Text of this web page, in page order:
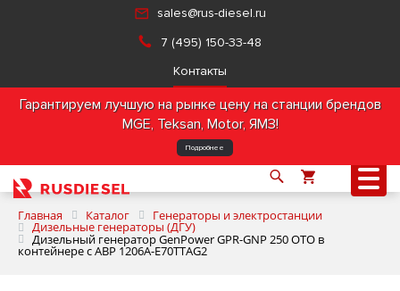
sales@rus-diesel.ru
7 (495) 150-33-48
Контакты
Гарантируем лучшую на рынке цену на станции брендов
MGE, Teksan, Motor, ЯМЗ!
Подробнее
Главная Каталог Генераторы и электростанции
Дизельные генераторы (ДГУ)
Дизельный генератор GenPower GPR-GNP 250 OTO в
контейнере с АВР 1206A-E70TTAG2